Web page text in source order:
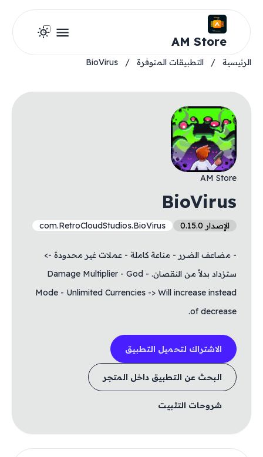
AM Store
الرئيسية / التطبيقات المتوفرة /
BioVirus
AM Store
BioVirus
الإصدار 0.15.0 com.RetroCloudStudios.BioVirus
- مضاعف الضرر - مناعة كاملة - عملات غير محدودة ->
ستزداد بدلاً من النقصان. - Damage Multiplier - God
Mode - Unlimited Currencies -> Will increase instead
of decrease.
الاشتراك لتحميل التطبيق
البحث عن التطبيق داخل المتجر
شروحات التثبيت